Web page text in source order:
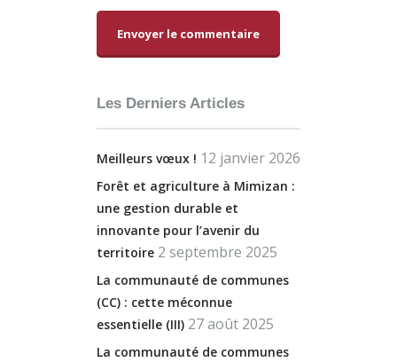
Les Derniers Articles
Meilleurs vœux ! 12 janvier 2026
Forêt et agriculture à Mimizan :
une gestion durable et
innovante pour l’avenir du
territoire 2 septembre 2025
La communauté de communes
(CC) : cette méconnue
essentielle (III) 27 août 2025
La communauté de communes